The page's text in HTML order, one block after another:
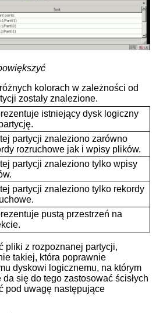
kolorach w zależności od
zostały znalezione.
istniejący dysk logiczny
partycji znaleziono zarówno
rozruchowe jak i wpisy plików.
partycji znaleziono tylko wpisy
partycji znaleziono tylko rekordy
pustą przestrzeń na
pliki z rozpoznanej partycji,
takiej, która poprawnie
dyskowi logicznemu, na którym
się do tego zastosować ścisłych
pod uwagę następujące